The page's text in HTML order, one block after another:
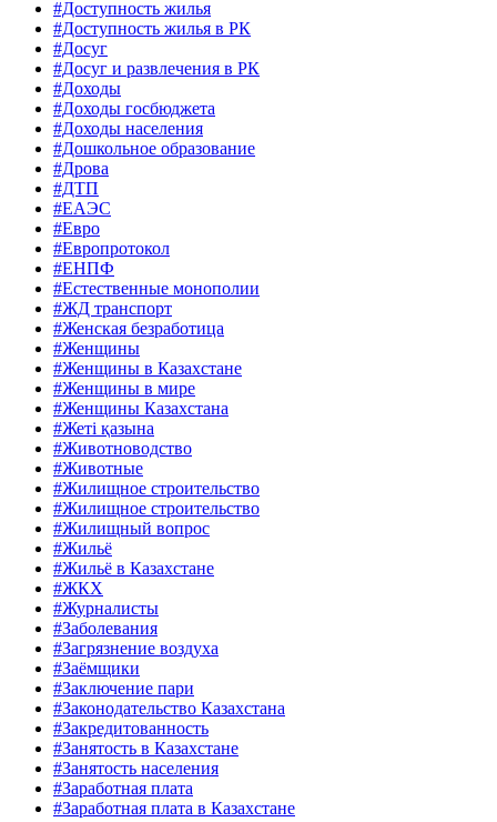
#Доступность жилья
#Доступность жилья в РК
#Досуг
#Досуг и развлечения в РК
#Доходы
#Доходы госбюджета
#Доходы населения
#Дошкольное образование
#Дрова
#ДТП
#ЕАЭС
#Евро
#Европротокол
#ЕНПФ
#Естественные монополии
#ЖД транспорт
#Женская безработица
#Женщины
#Женщины в Казахстане
#Женщины в мире
#Женщины Казахстана
#Жеті қазына
#Животноводство
#Животные
#Жилищное строительство
#Жилищное строительство
#Жилищный вопрос
#Жильё
#Жильё в Казахстане
#ЖКХ
#Журналисты
#Заболевания
#Загрязнение воздуха
#Заёмщики
#Заключение пари
#Законодательство Казахстана
#Закредитованность
#Занятость в Казахстане
#Занятость населения
#Заработная плата
#Заработная плата в Казахстане